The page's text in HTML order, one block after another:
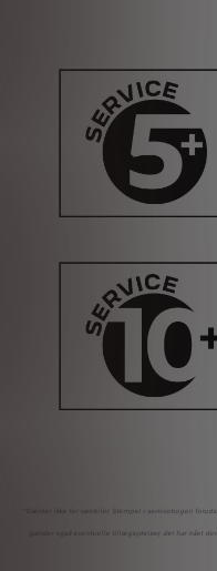
*Gælder ikke for varebiler. Stempel i servicebogen
gælder også eventuelle tillægsydelser, der har nået